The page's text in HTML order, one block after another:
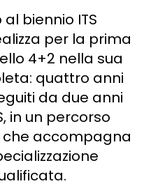
biennio ITS
per la prima
4+2 nella sua
quattro anni
da due anni
in un percorso
accompagna